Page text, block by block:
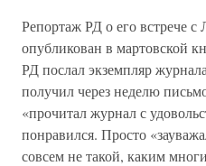
Репортаж РД о его встрече
опубликован в мартовской
РД послал экземпляр
получил через неделю
«прочитал журнал с
понравился. Просто
совсем не такой, каким